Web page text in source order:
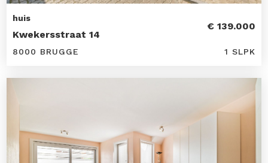
huis
Kwekersstraat 14
€ 139.000
8000 BRUGGE 1 SLPK